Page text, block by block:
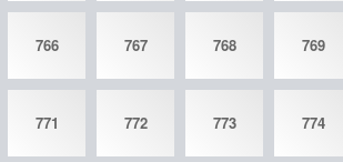
766 767 768 769
771 772 773 774